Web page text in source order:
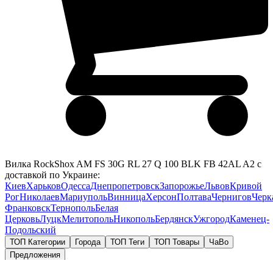
Вилка RockShox AM FS 30G RL 27 Q 100 BLK FB 42AL A2 с
доставкой по Украине:
КиевХарьковОдессаДнепропетровскЗапорожьеЛьвовКривой
РогНиколаевМариупольВинницаХерсонПолтаваЧернигов
ФранковскТернопольБелая
ЦерковьЛуцкМелитопольНикопольБердянскУжгородКаменец-
Подольский
ТОП Категории Города ТОП Теги ТОП Товары
ЧаВо
Предложения